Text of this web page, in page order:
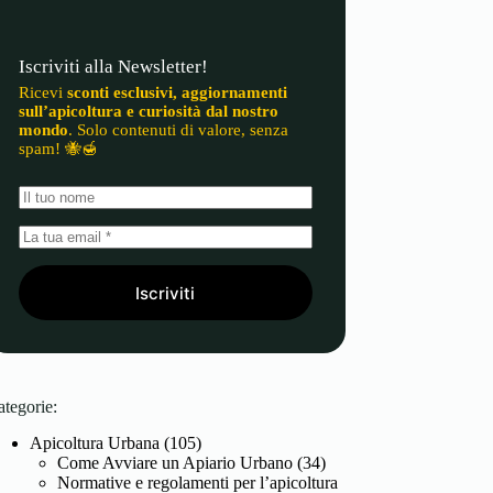
Iscriviti alla Newsletter!
Ricevisconti esclusivi, aggiornamenti
sull’apicoltura e curiosità dal nostro
mondo. Solo contenuti di valore, senza
spam! 🐝🍯
Iscriviti
Apicoltura Urbana (105)
Come Avviare un Apiario Urbano (34)
Normative e regolamenti per l’apicoltura